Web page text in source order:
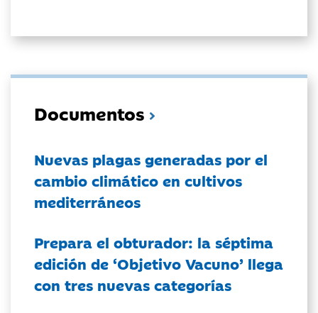
Documentos
Nuevas plagas generadas por el
cambio climático en cultivos
mediterráneos
Prepara el obturador: la séptima
edición de ‘Objetivo Vacuno’ llega
con tres nuevas categorías